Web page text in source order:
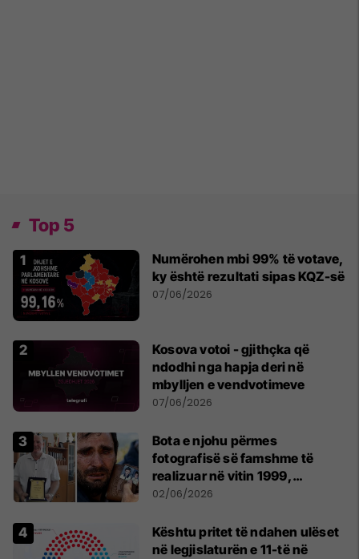
Top 5
Numërohen mbi 99% të votave,
ky është rezultati sipas KQZ-së
07/06/2026
Kosova votoi - gjithçka që
ndodhi nga hapja deri në
mbylljen e vendvotimeve
07/06/2026
Bota e njohu përmes
fotografisë së famshme të
realizuar në vitin 1999,
pensionohet Xajë Mustafa
02/06/2026
Kështu pritet të ndahen ulëset
në legjislaturën e 11-të në